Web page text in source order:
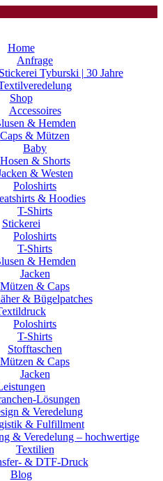
Home
Anfrage
Tyburski | 30 Jahre
Shop
Accessoires
& Hemden
Caps & Mützen
Baby
Hosen & Shorts
& Westen
Poloshirts
& Hoodies
T-Shirts
Stickerei
Poloshirts
T-Shirts
& Hemden
Jacken
Mützen & Caps
& Bügelpatches
Poloshirts
T-Shirts
Stofftaschen
Mützen & Caps
Jacken
Lösungen
& Veredelung
& Fulfillment
& Veredelung – hochwertige
Textilien
& DTF-Druck
Blog